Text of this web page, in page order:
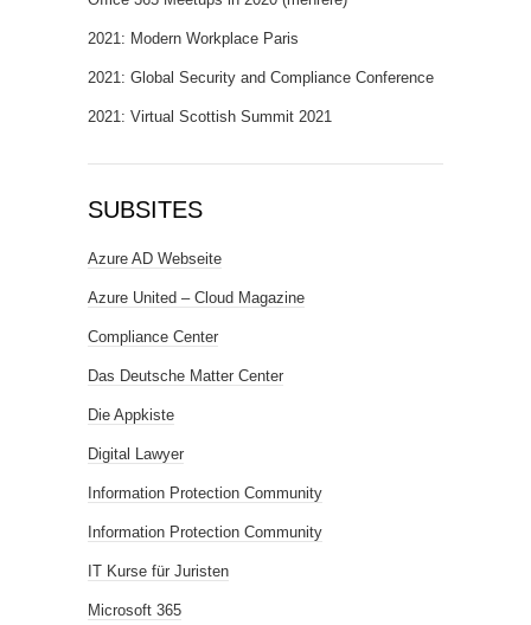
2021: Modern Workplace Paris
2021: Global Security and Compliance Conference
2021: Virtual Scottish Summit 2021
SUBSITES
Azure AD Webseite
Azure United – Cloud Magazine
Compliance Center
Das Deutsche Matter Center
Die Appkiste
Digital Lawyer
Information Protection Community
Information Protection Community
IT Kurse für Juristen
Microsoft 365